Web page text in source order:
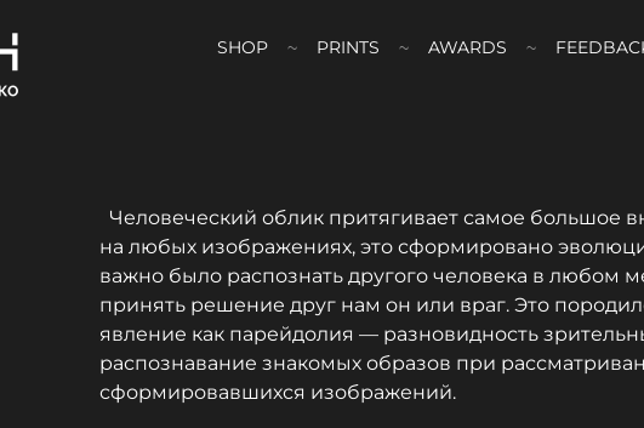
SHOP PRINTS AWARDS
Человеческий облик притягивает самое большое
на любых изображениях, это сформировано
важно было распознать другого человека в любом
принять решение друг нам он или враг. Это
явление как парейдолия — разновидность
распознавание знакомых образов при
сформировавшихся изображений.